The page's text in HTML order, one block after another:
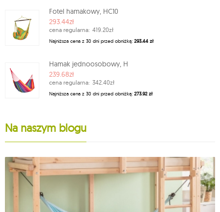
Fotel hamakowy, HC10
293.44zł
cena regularna: 419.20zł
Najniższa cena z 30 dni przed obniżką: 293.44 zł
Hamak jednoosobowy, H
239.68zł
cena regularna: 342.40zł
Najniższa cena z 30 dni przed obniżką: 273.92 zł
Na naszym blogu